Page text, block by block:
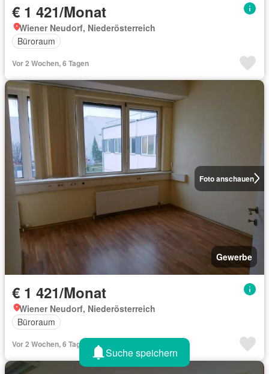
€ 1 421/Monat
Wiener Neudorf, Niederösterreich
Büroraum
Vor 2 Wochen, 6 Tagen
Foto anschauen
Gewerbe
€ 1 421/Monat
Wiener Neudorf, Niederösterreich
Büroraum
Vor 2 Wochen, 6 Tagen
Suche speichern